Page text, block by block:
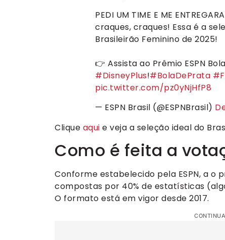
PEDI UM TIME E ME
craques, craques! Essa é a
Brasileirão Feminino de 2025!
👉 Assista ao Prêmio ESPN
#DisneyPlus!#BolaDePrata
pic.twitter.com/pz0yNjHfP8
— ESPN Brasil (@ESPNBrasil)
Clique aqui e veja a seleção ideal do
Como é feita a
Conforme estabelecido pela ESPN, a o
compostas por 40% de estatísticas
O formato está em vigor desde 2017.